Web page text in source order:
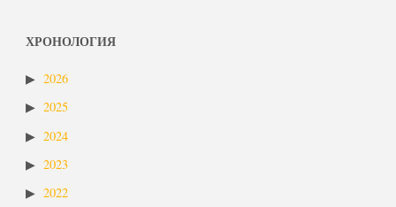
ХРОНОЛОГИЯ
2026
2025
2024
2023
2022